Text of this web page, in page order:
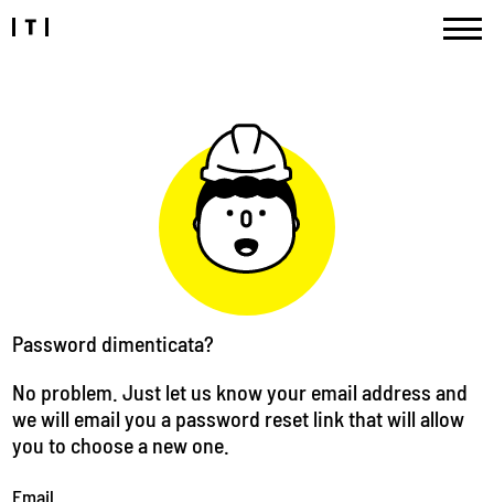
Password dimenticata?
No problem. Just let us know your email address and
we will email you a password reset link that will allow
you to choose a new one.
Email